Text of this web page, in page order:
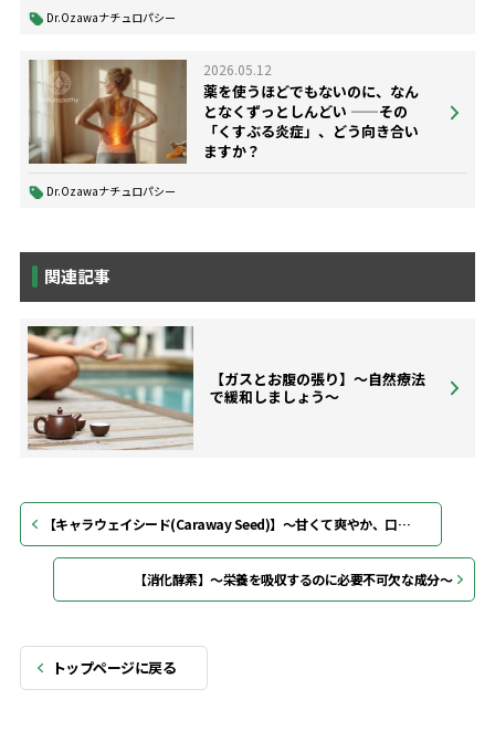
Dr.Ozawaナチュロパシー
2026.05.12
薬を使うほどでもないのに、なん
となくずっとしんどい ——その
「くすぶる炎症」、どう向き合い
ますか？
Dr.Ozawaナチュロパシー
関連記事
【ガスとお腹の張り】～自然療法
で緩和しましょう～
【キャラウェイシード(Caraway Seed)】～甘くて爽やか、口臭にも効果的～
【消化酵素】～栄養を吸収するのに必要不可欠な成分～
トップページに戻る